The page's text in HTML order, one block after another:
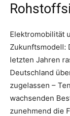
Elektromobilität
Zukunftsmodell:
letzten Jahren
Deutschland
zugelassen –
wachsenden
zunehmend die